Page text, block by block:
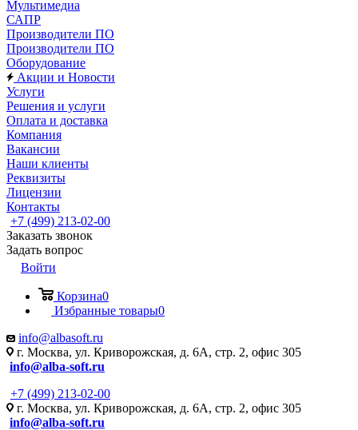
Мультимедиа
САПР
Производители ПО
Производители ПО
Оборудование
Акции и Новости
Услуги
Решения и услуги
Оплата и доставка
Компания
Вакансии
Наши клиенты
Реквизиты
Лицензии
Контакты
+7 (499) 213-02-00
Заказать звонок
Задать вопрос
Войти
Корзина0
Избранные товары0
info@albasoft.ru
г. Москва, ул. Криворожская, д. 6А, стр. 2, офис 305
info@alba-soft.ru
+7 (499) 213-02-00
г. Москва, ул. Криворожская, д. 6А, стр. 2, офис 305
info@alba-soft.ru